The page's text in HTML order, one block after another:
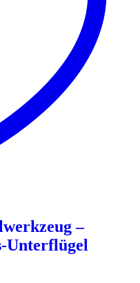
–
Unterflügel